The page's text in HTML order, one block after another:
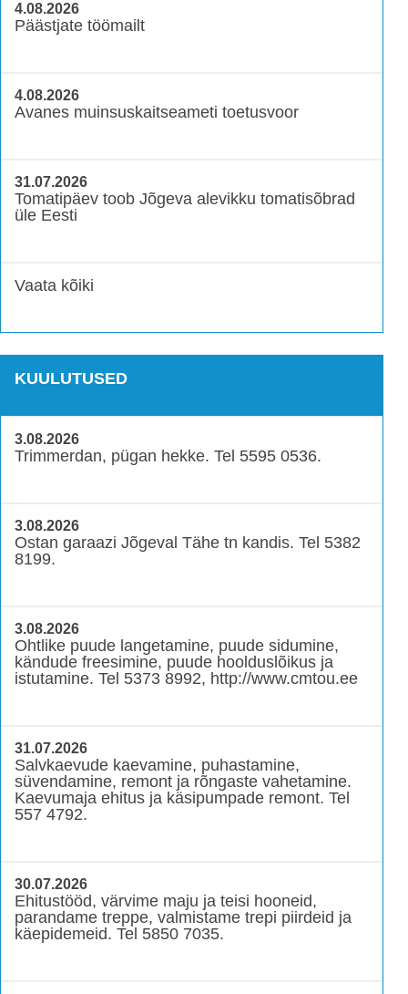
4.08.2026
Päästjate töömailt
4.08.2026
Avanes muinsuskaitseameti toetusvoor
31.07.2026
Tomatipäev toob Jõgeva alevikku tomatisõbrad
üle Eesti
Vaata kõiki
KUULUTUSED
3.08.2026
Trimmerdan, pügan hekke. Tel 5595 0536.
3.08.2026
Ostan garaazi Jõgeval Tähe tn kandis. Tel 5382
8199.
3.08.2026
Ohtlike puude langetamine, puude sidumine,
kändude freesimine, puude hoolduslõikus ja
istutamine. Tel 5373 8992, http://www.cmtou.ee
31.07.2026
Salvkaevude kaevamine, puhastamine,
süvendamine, remont ja rõngaste vahetamine.
Kaevumaja ehitus ja käsipumpade remont. Tel
557 4792.
30.07.2026
Ehitustööd, värvime maju ja teisi hooneid,
parandame treppe, valmistame trepi piirdeid ja
käepidemeid. Tel 5850 7035.